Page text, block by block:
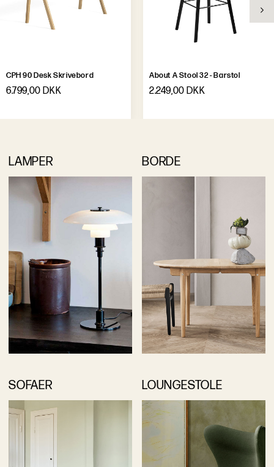
CPH 90 Desk Skrivebord
6.799,00 DKK
About A Stool 32 - Barstol
2.249,00 DKK
LAMPER BORDE
SOFAER LOUNGESTOLE